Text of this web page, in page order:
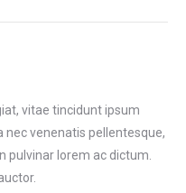
vitae tincidunt ipsum
venenatis pellentesque,
pulvinar lorem ac dictum.